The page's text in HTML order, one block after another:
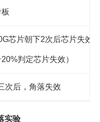
芯片朝下2次后芯片失效
判定芯片失效）
次后，角落失效
实验